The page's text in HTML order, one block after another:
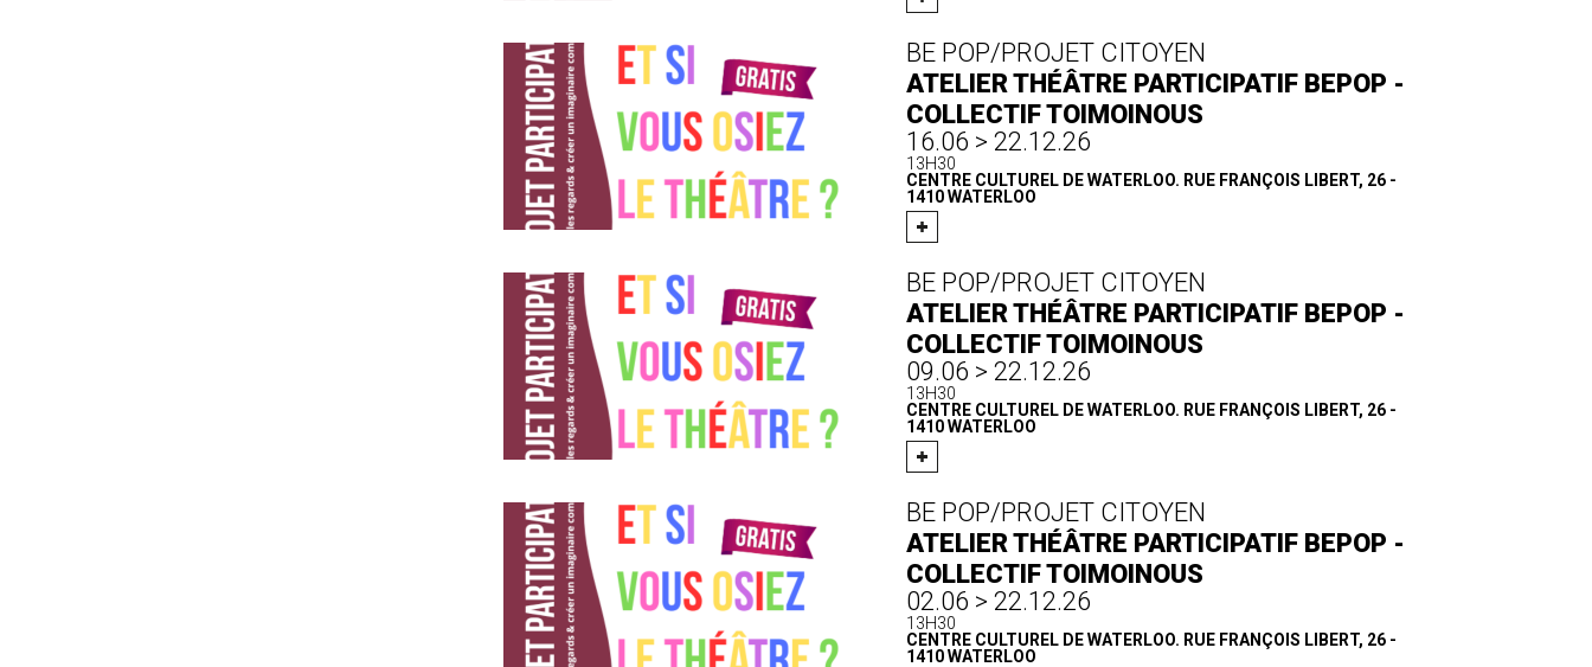
BE POP/PROJET CITOYEN
ATELIER THÉÂTRE PARTICIPATIF BEPOP -
COLLECTIF TOIMOINOUS
16.06 > 22.12.26
13H30
CENTRE CULTUREL DE WATERLOO. RUE FRANÇOIS LIBERT, 26 -
1410 WATERLOO
BE POP/PROJET CITOYEN
ATELIER THÉÂTRE PARTICIPATIF BEPOP -
COLLECTIF TOIMOINOUS
09.06 > 22.12.26
13H30
CENTRE CULTUREL DE WATERLOO. RUE FRANÇOIS LIBERT, 26 -
1410 WATERLOO
BE POP/PROJET CITOYEN
ATELIER THÉÂTRE PARTICIPATIF BEPOP -
COLLECTIF TOIMOINOUS
02.06 > 22.12.26
13H30
CENTRE CULTUREL DE WATERLOO. RUE FRANÇOIS LIBERT, 26 -
1410 WATERLOO